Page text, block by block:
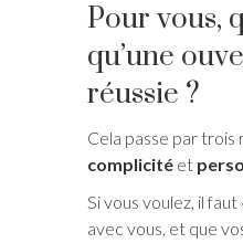
Pour vous,
qu’une
réussie ?
Cela passe par trois
complicité et
Si vous voulez, il
avec vous, et que